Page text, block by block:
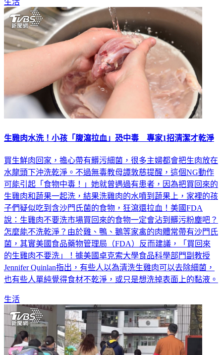
生活
生雞肉水洗！小孩「腹瀉拉血」恐中毒 專家1招清潔才乾淨
買生鮮肉回家，擔心帶有髒污細菌，很多主婦都會把生肉放在
水龍頭下沖洗乾淨。不過無毒教母譚敦慈提醒，這個NG動作
可能引起「食物中毒！」她就曾遇過有患者，因為把買回來的
生雞肉和蔬果一起洗，結果洗雞肉的水噴到蔬果上，家裡的孩
子們疑似吃到含沙門氏菌的食物，狂瀉還拉血！美國FDA
說：生雞肉不要洗市場買回來的食物一定會沾到髒污粉塵吧？
怎麼能不洗乾淨？由於雞、鴨、鵝等家禽的肉體常帶有沙門氏
菌，其實美國食品藥物管理局（FDA）反而建議，「買回來
的生雞肉不要洗」！據美國卓克索大學食品科學部門副教授
Jennifer Quinlan指出，有些人以為清洗生雞肉可以去除細菌，
也有些人單純覺得食材不乾淨，或只是想洗掉表面上的黏液。
生活